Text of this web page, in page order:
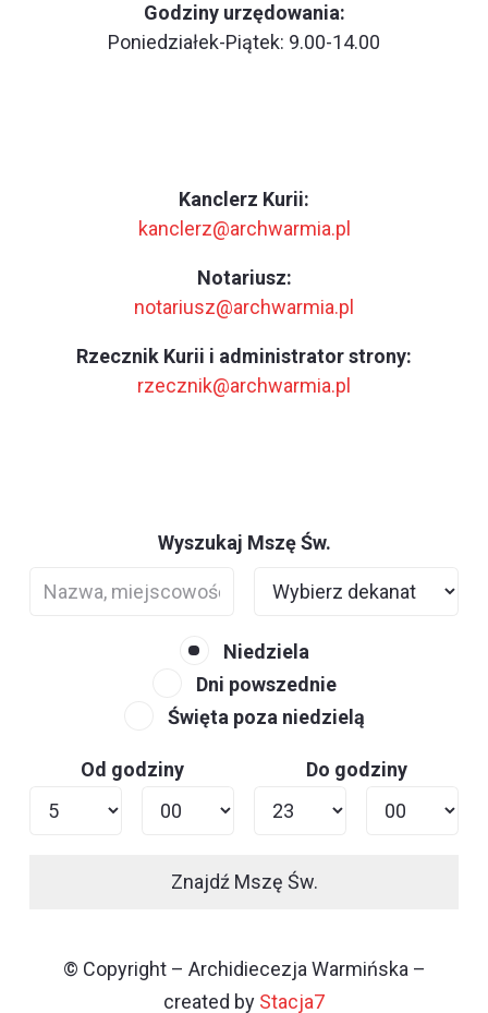
Godziny urzędowania:
Poniedziałek-Piątek: 9.00-14.00
Kanclerz Kurii:
kanclerz@archwarmia.pl
Notariusz:
notariusz@archwarmia.pl
Rzecznik Kurii i administrator strony:
rzecznik@archwarmia.pl
Wyszukaj Mszę Św.
Niedziela
Dni powszednie
Święta poza niedzielą
Od godziny Do godziny
Znajdź Mszę Św.
© Copyright – Archidiecezja Warmińska –
created by Stacja7